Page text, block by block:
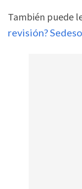
También puede
revisión?